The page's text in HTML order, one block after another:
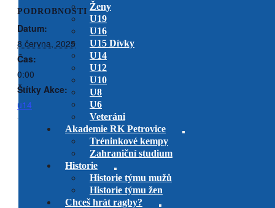
Ženy
U19
U16
U15 Dívky
U14
U12
U10
U8
U6
Veteráni
Akademie RK Petrovice
Tréninkové kempy
Zahraniční studium
Historie
Historie týmu mužů
Historie týmu žen
Chceš hrát ragby?
PODROBNOSTI
Datum:
8 června, 2025
Čas:
0:00
Štítky Akce:
u14
Celostátní turnaj přeboru ČR
U8 Dragon, U10 Vyškov, U12 Havířov Olymp